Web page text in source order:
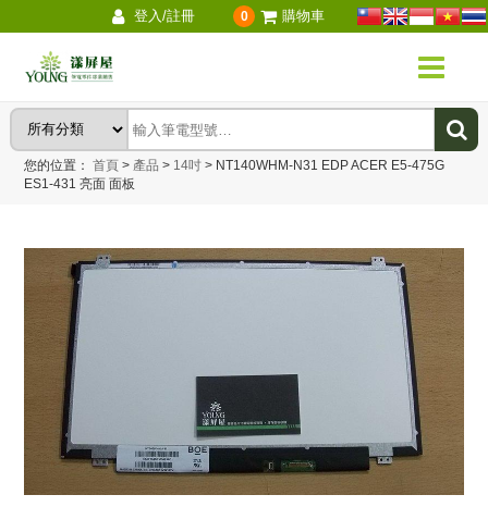
登入/註冊 0 購物車
您的位置：首頁 > 產品 > 14吋 > NT140WHM-N31 EDP ACER E5-475G
ES1-431 亮面 面板